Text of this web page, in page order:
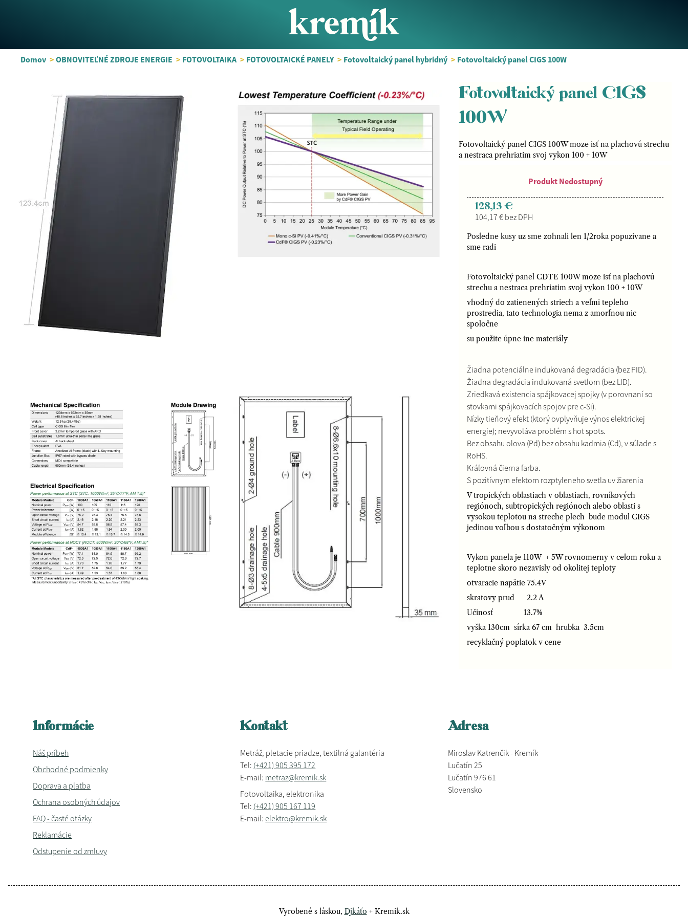
Domov > OBNOVITEĽNÉ ZDROJE ENERGIE > FOTOVOLTAIKA > FOTOVOLTAICKÉ PANELY > Fotovoltaický panel hybridný > Fotovoltaický panel CIGS 100W
Fotovoltaický panel CIGS
100W
Fotovoltaický panel CIGS 100W moze isť na plachovú strechu
a nestraca prehriatim svoj vykon 100 + 10W
Produkt Nedostupný
128,13 €
104,17 € bez DPH
Posledne kusy uz sme zohnali len 1/2roka popuzivane a
sme radi
Fotovoltaický panel CDTE 100W moze isť na plachovú
strechu a nestraca prehriatim svoj vykon 100 + 10W
vhodný do zatienených striech a veľmi tepleho
prostredia, tato technologia nema z amorfnou nic
spoločne
su použite úpne ine materiály
Žiadna potenciálne indukovaná degradácia (bez PID).
Žiadna degradácia indukovaná svetlom (bez LID).
Zriedkavá existencia spájkovacej spojky (v porovnaní so
stovkami spájkovacích spojov pre c-Si).
Nízky tieňový efekt (ktorý ovplyvňuje výnos elektrickej
energie); nevyvoláva problém s hot spots.
Bez obsahu olova (Pd) bez obsahu kadmia (Cd), v súlade s
RoHS.
Kráľovná čierna farba.
S pozitívnym efektom rozptyleneho svetla uv žiarenia
V tropických oblastiach v oblastiach, rovníkových
regiónoch, subtropických regiónoch alebo oblasti s
vysokou teplotou na streche plech bude modul CIGS
jedinou voľbou s dostatočným výkonom
Vykon panela je 110W + 5W rovnomerny v celom roku a
teplotne skoro nezavisly od okolitej teploty
otvaracie napätie 75.4V
skratovy prud 2.2 A
Učinosť 13.7%
vyška 130cm sírka 67 cm hrubka 3.5cm
recyklačný poplatok v cene
Informácie
Náš príbeh
Obchodné podmienky
Doprava a platba
Ochrana osobných údajov
FAQ - časté otázky
Reklamácie
Odstupenie od zmluvy
Kontakt
Metráž, pletacie priadze, textilná galantéria
Tel: (+421) 905 395 172
E-mail: metraz@kremik.sk
Fotovoltaika, elektronika
Tel: (+421) 905 167 119
E-mail:elektro@kremik.sk
Adresa
Miroslav Katrenčik - Kremík
Lučatín 25
Lučatín 976 61
Slovensko
Vyrobené s láskou, Djkáťo + Kremik.sk